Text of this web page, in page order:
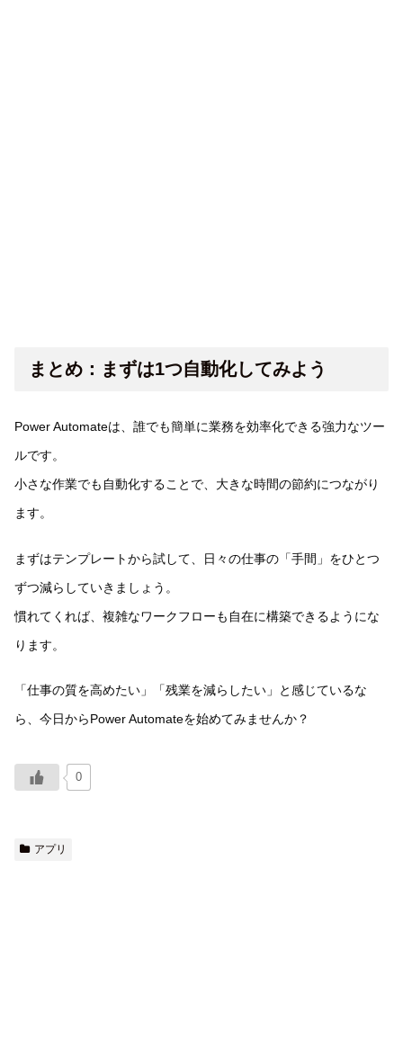
まとめ：まずは1つ自動化してみよう
Power Automateは、誰でも簡単に業務を効率化できる強力なツー
ルです。
小さな作業でも自動化することで、大きな時間の節約につながり
ます。
まずはテンプレートから試して、日々の仕事の「手間」をひとつ
ずつ減らしていきましょう。
慣れてくれば、複雑なワークフローも自在に構築できるようにな
ります。
「仕事の質を高めたい」「残業を減らしたい」と感じているな
ら、今日からPower Automateを始めてみませんか？
0
アプリ